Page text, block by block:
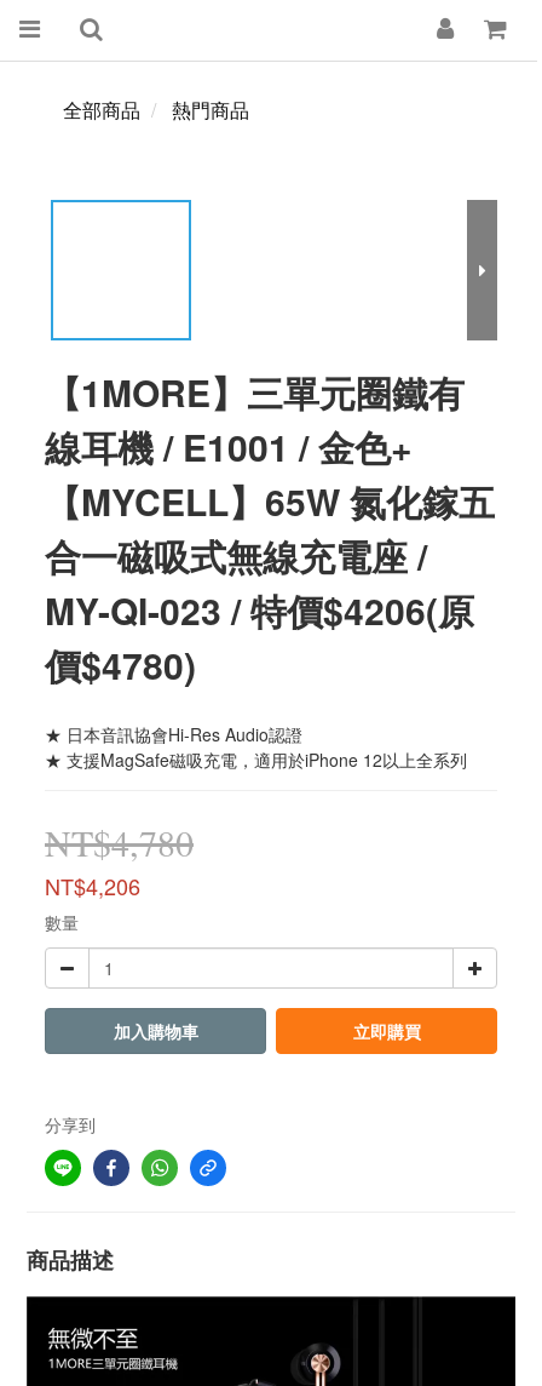
全部商品 熱門商品
【1MORE】三單元圈鐵有
線耳機 / E1001 / 金色+
【MYCELL】65W 氮化鎵五
合一磁吸式無線充電座 /
MY-QI-023 / 特價$4206(原
價$4780)
★ 日本音訊協會Hi-Res Audio認證
★ 支援MagSafe磁吸充電，適用於iPhone 12以上全系列
NT$4,780
NT$4,206
數量
加入購物車 立即購買
分享到
商品描述